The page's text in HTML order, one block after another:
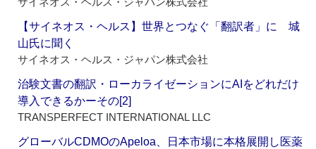
【サイネオス・ヘルス】世界とつなぐ「翻訳者」に 城
山氏に聞く
サイネオス・ヘルス・ジャパン株式会社
治験文書の翻訳・ローカライゼーションにAIをどれだけ
導入できるかーその[2]
TRANSPERFECT INTERNATIONAL LLC
グローバルCDMOのApeloa、日本市場に本格展開し医薬